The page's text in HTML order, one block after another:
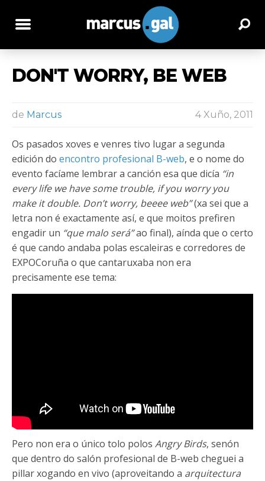
DON'T WORRY, BE WEB
de Marcus 4 Xuño, 2011
Os pasados xoves e venres tivo lugar a segunda
edición do encontro profesional B-web, e o nome do
evento facíame lembrar a canción esa que dicía “in
every life we have some trouble, if you worry you
make it double. Don’t worry, beeee web”(xa sei que a
letra non é exactamente así, e que moitos prefiren
engadir un “que malo será”ao final), aínda que o certo
é que cando andaba polas escaleiras e corredores de
EXPOCoruña o que cantaruxaba non era
precisamente ese tema:
Pero non era o único tolo polos Angry Birds, senón
que dentro do salón profesional de B-web cheguei a
pillar xogando en vivo (aproveitando a arquitectura